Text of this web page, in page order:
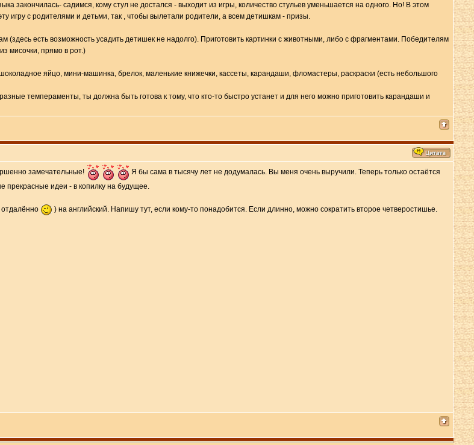
закончилась- садимся, кому стул не достался - выходит из игры, количество стульев уменьшается на одного. Но! В этом
игру с родителями и детьми, так , чтобы вылетали родители, а всем детишкам - призы.
(здесь есть возможность усадить детишек не надолго). Приготовить картинки с животными, либо с фрагментами. Победителям
мисочки, прямо в рот.)
яйцо, мини-машинка, брелок, маленькие книжечки, кассеты, карандаши, фломастеры, раскраски (есть небольшого
темпераменты, ты должна быть готова к тому, что кто-то быстро устанет и для него можно приготовить карандаши и
замечательные!
Я бы сама в тысячу лет не додумалась. Вы меня очень выручили. Теперь только остаётся
прекрасные идеи - в копилку на будущее.
отдалённо ) на английский. Напишу тут, если кому-то понадобится. Если длинно, можно сократить второе четверостишье.